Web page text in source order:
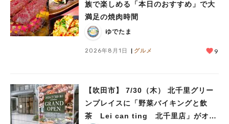
族で楽しめる「本日のおすすめ」で大
満足の焼肉時間
ゆでたま
2026年8月1日 グルメ 9
【吹田市】 7/30（木） 北千里グリー
ンプレイスに「野菜バイキングと飲
茶 Lei can ting 北千里店」がオー